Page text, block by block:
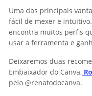
Uma das principais
fácil de mexer e
encontra muitos perfis
usar a ferramenta e
Deixaremos duas
Embaixador do Canva,
pelo @renatodocanva.